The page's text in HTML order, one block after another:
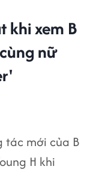
khi xem B
nữ
tác mới của B
H khi